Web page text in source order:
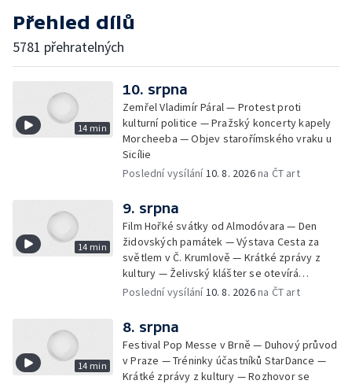
Přehled dílů
5781 přehratelných
14 min
10. srpna
Zemřel Vladimír Páral — Protest proti
kulturní politice — Pražský koncerty kapely
Morcheeba — Objev starořímského vraku u
Sicílie
Poslední vysílání10. 8. 2026na ČT art
14 min
9. srpna
Film Hořké svátky od Almodóvara — Den
židovských památek — Výstava Cesta za
světlem v Č. Krumlově — Krátké zprávy z
kultury — Želivský klášter se otevírá
návštěvníkům — Hudební festival Vyrij v
Poslední vysílání10. 8. 2026na ČT art
14 min
8. srpna
Festival Pop Messe v Brně — Duhový průvod
v Praze — Tréninky účastníků StarDance —
Krátké zprávy z kultury — Rozhovor se